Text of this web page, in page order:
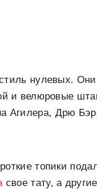
нулевых.
и велюровые
Агилера, Дрю
топики
свое тату, а